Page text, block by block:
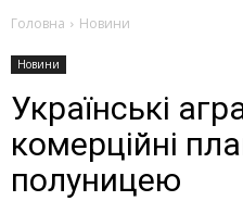
Головна Новини
Новини
Українські
комерційні
полуницею